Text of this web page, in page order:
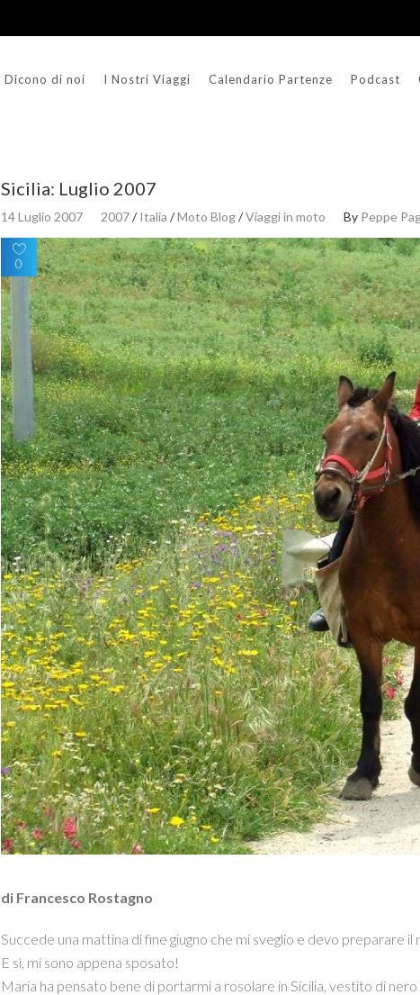
Dicono di noi I Nostri Viaggi Calendario Partenze Podcast
Sicilia: Luglio 2007
14 Luglio 2007 2007/Italia /Moto Blog/Viaggi in moto By Peppe
0
di Francesco Rostagno
Succede una mattina di fine giugno che mi sveglio e devo preparare il
E sì, mi sono appena sposato!
Maria ha pensato bene di portarmi a rosolare in Sicilia, vestito di